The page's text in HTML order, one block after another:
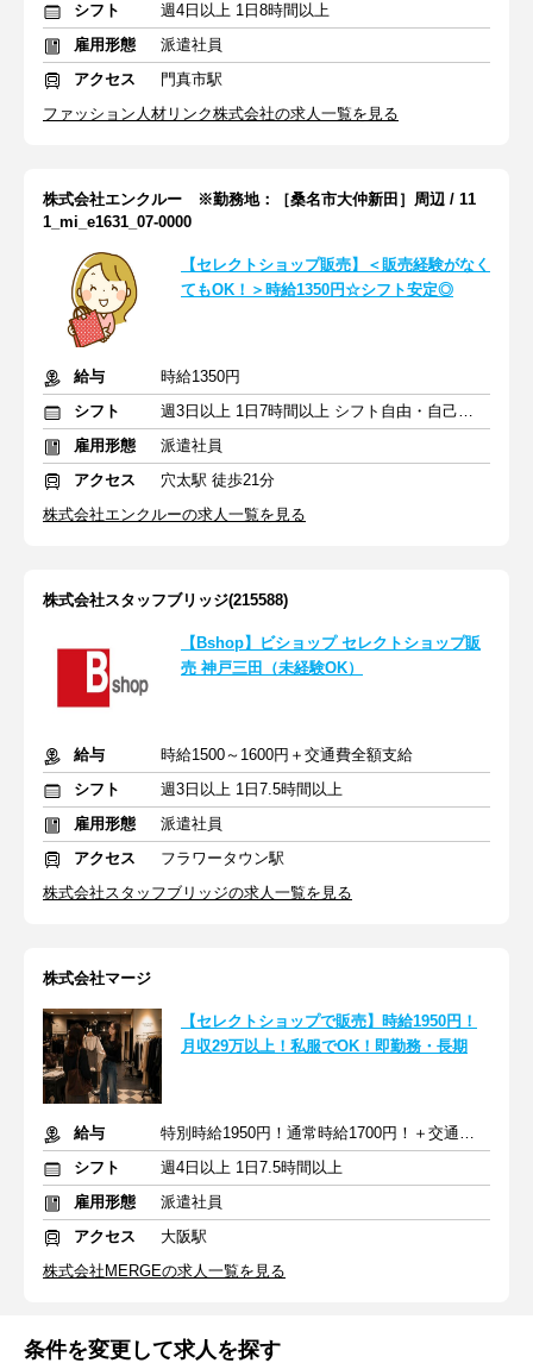
シフト
週4日以上 1日8時間以上
雇用形態
派遣社員
アクセス
門真市駅
ファッション人材リンク株式会社の求人一覧を見る
株式会社エンクルー ※勤務地：［桑名市大仲新田］周辺 / 11
1_mi_e1631_07-0000
【セレクトショップ販売】＜販売経験がなく
てもOK！＞時給1350円☆シフト安定◎
給与
時給1350円
シフト
週3日以上 1日7時間以上 シフト自由・自己申告
雇用形態
派遣社員
アクセス
穴太駅 徒歩21分
株式会社エンクルーの求人一覧を見る
株式会社スタッフブリッジ(215588)
【Bshop】ビショップ セレクトショップ販
売 神戸三田（未経験OK）
給与
時給1500～1600円＋交通費全額支給
シフト
週3日以上 1日7.5時間以上
雇用形態
派遣社員
アクセス
フラワータウン駅
株式会社スタッフブリッジの求人一覧を見る
株式会社マージ
【セレクトショップで販売】時給1950円！
月収29万以上！私服でOK！即勤務・長期
給与
特別時給1950円！通常時給1700円！＋交通費・日払い・週払いOK
シフト
週4日以上 1日7.5時間以上
雇用形態
派遣社員
アクセス
大阪駅
株式会社MERGEの求人一覧を見る
条件を変更して求人を探す